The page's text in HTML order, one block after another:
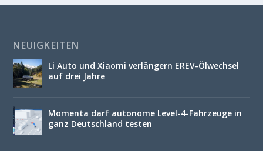
NEUIGKEITEN
Li Auto und Xiaomi verlängern EREV-Ölwechsel
auf drei Jahre
Momenta darf autonome Level-4-Fahrzeuge in
ganz Deutschland testen